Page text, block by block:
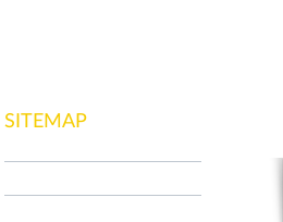
SITEMAP